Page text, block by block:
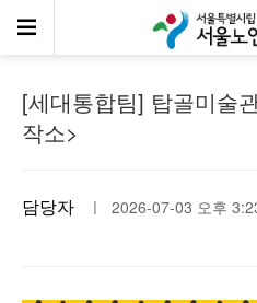
센터
[세대통합팀] 탑골미술
작소>
담당자 ㅣ 2026-07-03 오후